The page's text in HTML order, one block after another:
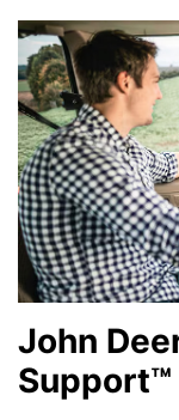
John
Support™